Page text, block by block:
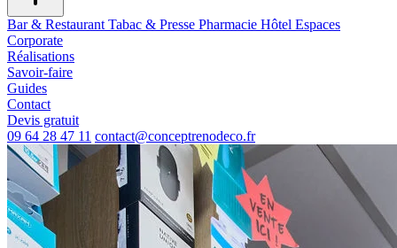
Bar & Restaurant Tabac & Presse Pharmacie Hôtel Espaces
Corporate
Réalisations
Savoir-faire
Guides
Contact
Devis gratuit
09 64 28 47 11 contact@conceptrenodeco.fr